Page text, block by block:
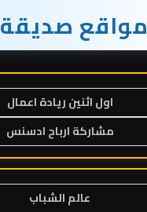
مواقع صديقة
اول اثنين ريادة اعمال
مشاركة ارباح ادسنس
عالم الشباب